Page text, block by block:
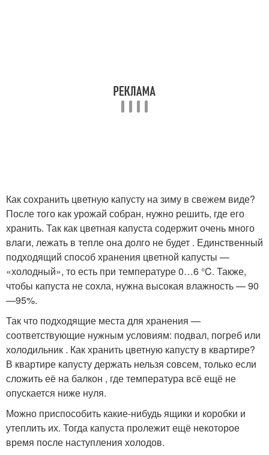
Как сохранить цветную капусту на зиму в свежем виде?
После того как урожай собран, нужно решить, где его
хранить. Так как цветная капуста содержит очень много
влаги, лежать в тепле она долго не будет . Единственный
подходящий способ хранения цветной капусты —
«холодный», то есть при температуре 0…6 °C. Также,
чтобы капуста не сохла, нужна высокая влажность — 90
—95%.
Так что подходящие места для хранения —
соответствующие нужным условиям: подвал, погреб или
холодильник . Как хранить цветную капусту в квартире?
В квартире капусту держать нельзя совсем, только если
сложить её на балкон , где температура всё ещё не
опускается ниже нуля.
Можно приспособить какие-нибудь ящики и коробки и
утеплить их. Тогда капуста пролежит ещё некоторое
время после наступления холодов.